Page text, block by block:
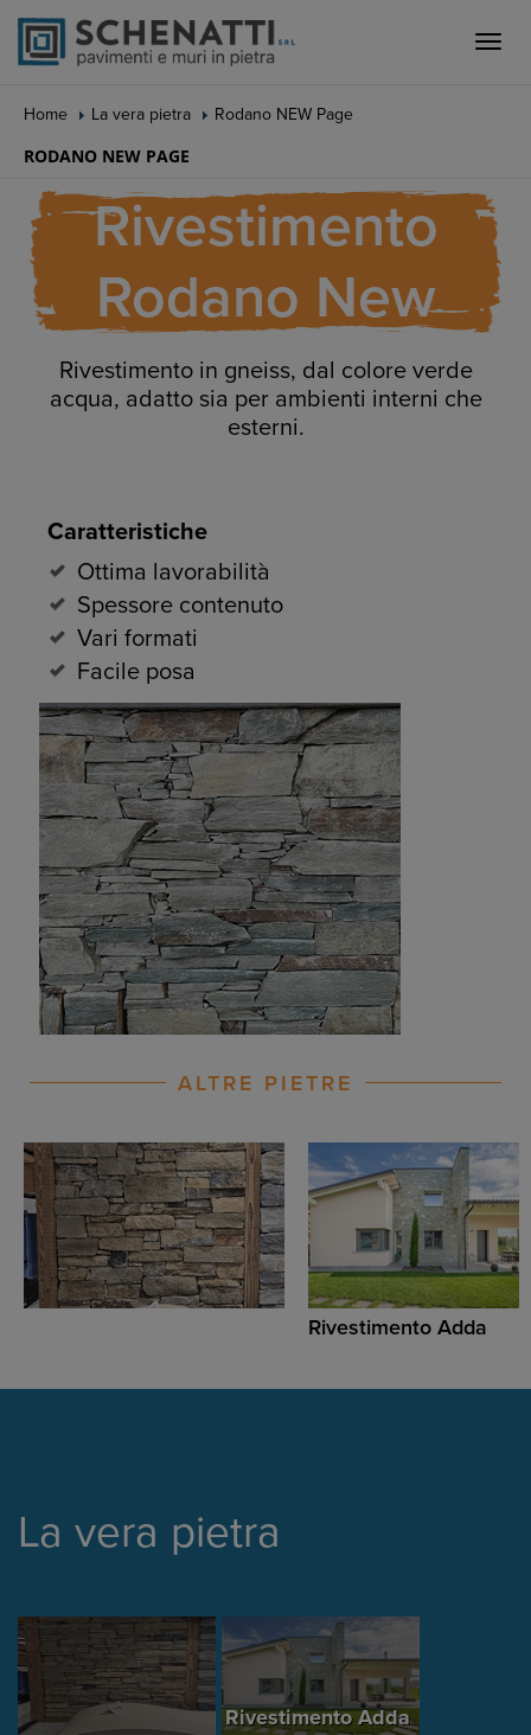
Toggle
Home La vera pietra Rodano NEW Page
RODANO NEW PAGE
Rivestimento
Rodano New
Rivestimento in gneiss, dal colore verde
acqua, adatto sia per ambienti interni che
esterni.
Caratteristiche
Ottima lavorabilità
Spessore contenuto
Vari formati
Facile posa
ALTRE PIETRE
Rivestimento Adda
La vera pietra
Rivestimento Adda